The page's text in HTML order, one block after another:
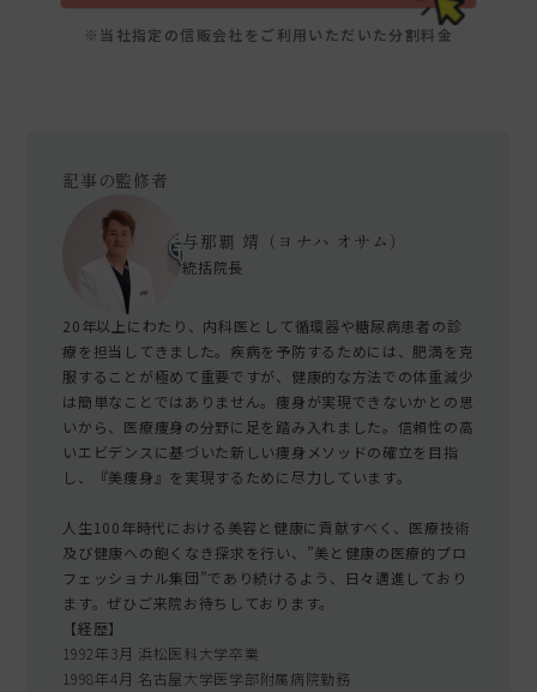
※当社指定の信販会社をご利用いただいた分割料金
記事の監修者
与那覇 靖（ヨナハ オサム）
統括院長
20年以上にわたり、内科医として循環器や糖尿病患者の診
療を担当してきました。疾病を予防するためには、肥満を克
服することが極めて重要ですが、健康的な方法での体重減少
は簡単なことではありません。痩身が実現できないかとの思
いから、医療痩身の分野に足を踏み入れました。信頼性の高
いエビデンスに基づいた新しい痩身メソッドの確立を目指
し、『美痩身』を実現するために尽力しています。
人生100年時代における美容と健康に貢献すべく、医療技術
及び健康への飽くなき探求を行い、”美と健康の医療的プロ
フェッショナル集団”であり続けるよう、日々邁進しており
ます。ぜひご来院お待ちしております。
【経歴】
1992年3月 浜松医科大学卒業
1998年4月 名古屋大学医学部附属病院勤務